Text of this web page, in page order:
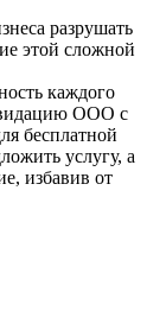
разрушать
этой сложной
каждого
ООО с
бесплатной
услугу, а
избавив от